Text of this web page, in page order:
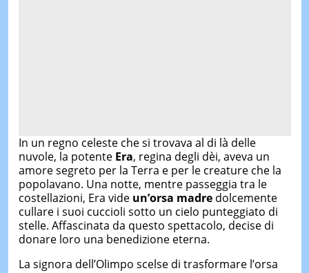
In un regno celeste che si trovava al di là delle
nuvole, la potente Era, regina degli dèi, aveva un
amore segreto per la Terra e per le creature che la
popolavano. Una notte, mentre passeggia tra le
costellazioni, Era vide un’orsa madredolcemente
cullare i suoi cuccioli sotto un cielo punteggiato di
stelle. Affascinata da questo spettacolo, decise di
donare loro una benedizione eterna.
La signora dell’Olimpo scelse di trasformare l’orsa